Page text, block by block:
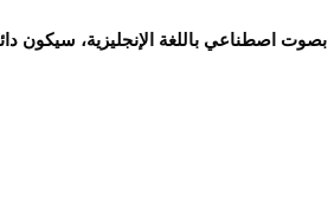
بصوت اصطناعي باللغة الإنجليزية، سيكون